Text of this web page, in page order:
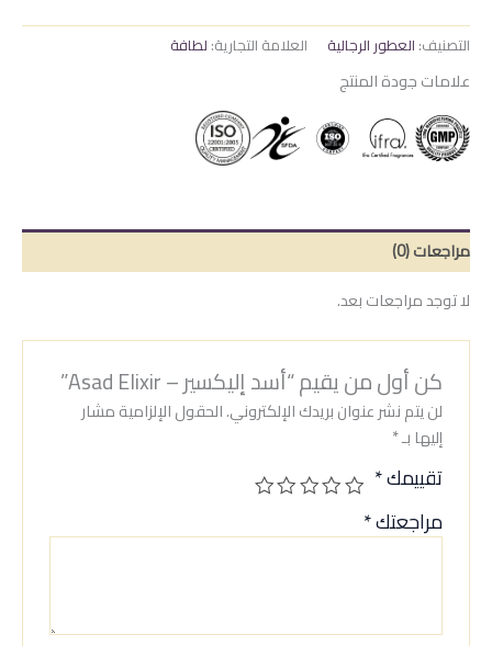
التصنيف: العطور الرجالية العلامة التجارية: لطافة
علامات جودة المنتج
مراجعات (0)
لا توجد مراجعات بعد.
كن أول من يقيم “أسد إليكسير – Asad Elixir”
لن يتم نشر عنوان بريدك الإلكتروني.الحقول الإلزامية مشار
إليها بـ*
تقييمك*
مراجعتك*